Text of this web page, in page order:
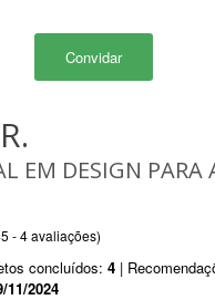
Convidar
EM DESIGN PARA
- 4 avaliações)
concluídos: 4 |
11/2024